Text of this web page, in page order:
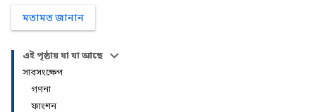
মতামত জানান
এই পৃষ্ঠায় যা যা আছে
সারসংক্ষেপ
গণনা
ফাংশন